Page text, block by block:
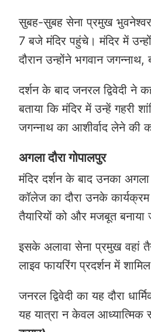
सुबह-सुबह सेना प्रमुख
7 बजे मंदिर पहुंचे। मंदिर में
दौरान उन्होंने भगवान
दर्शन के बाद जनरल द्विवेदी ने
बताया कि मंदिर में उन्हें
जगन्नाथ का आशीर्वाद लेने की
अगला दौरा गोपालपुर
मंदिर दर्शन के बाद उनका
कॉलेज का दौरा उनके
तैयारियों को और मजबूत
इसके अलावा सेना प्रमुख वहां
लाइव फायरिंग प्रदर्शन में
जनरल द्विवेदी का यह दौरा
यह यात्रा न केवल आध्यात्मिक